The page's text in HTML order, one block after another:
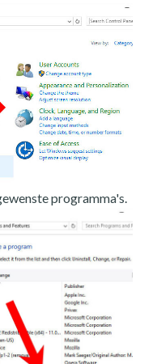
programma's.